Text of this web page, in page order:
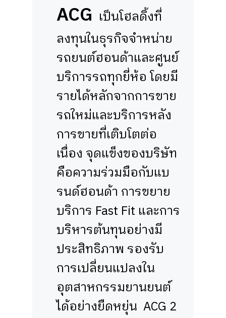
ACG เป็นโฮลดิ้งที่
ลงทุนในธุรกิจจำหน่าย
รถยนต์ฮอนด้าและศูนย์
บริการรถทุกยี่ห้อ โดยมี
รายได้หลักจากการขาย
รถใหม่และบริการหลัง
การขายที่เติบโตต่อ
เนื่อง จุดแข็งของบริษัท
คือความร่วมมือกับแบ
รนด์ฮอนด้า การขยาย
บริการ Fast Fit และการ
บริหารต้นทุนอย่างมี
ประสิทธิภาพ รองรับ
การเปลี่ยนแปลงใน
อุตสาหกรรมยานยนต์
ได้อย่างยืดหยุ่น ACG 2